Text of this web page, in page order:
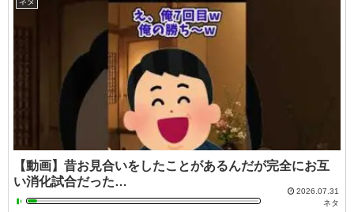
【動画】昔お見合いをしたことがあるんだが完全にお互
い消化試合だった…
2026.07.31
ネタ